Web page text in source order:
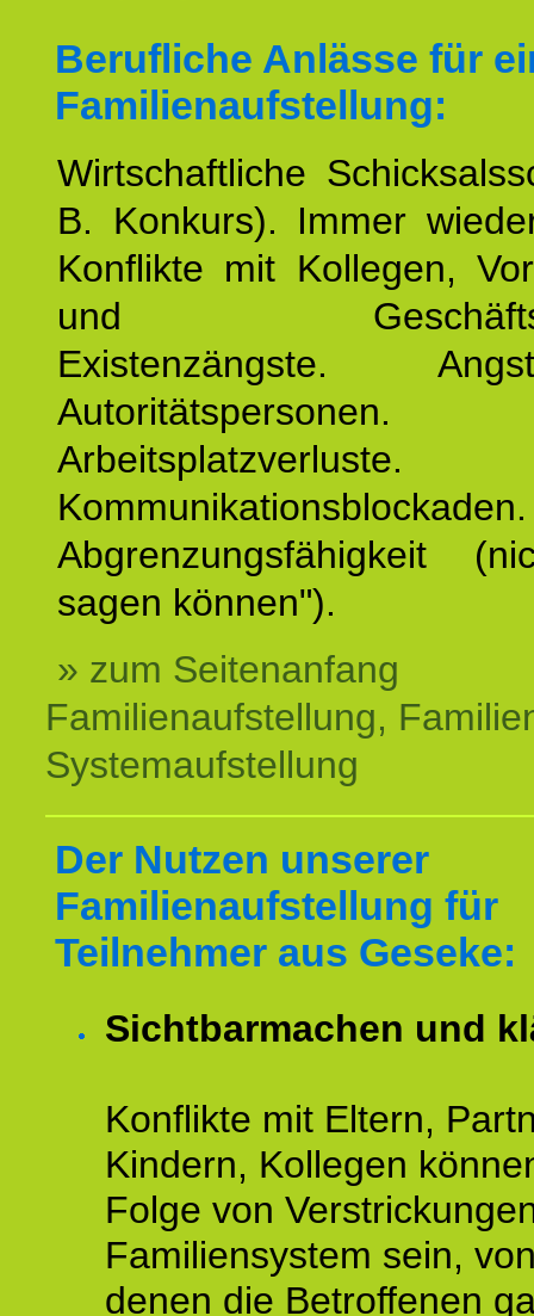
Berufliche Anlässe für
Familienaufstellung:
Wirtschaftliche
B. Konkurs). Immer
Konflikte mit Kollegen,
und
Existenzängste.
Autoritätspersonen.
Arbeitsplatzverluste.
Abgrenzungsfähigkeit
sagen können").
» zum Seitenanfang
Familienaufstellung,
Systemaufstellung
Der Nutzen unserer
Familienaufstellung für
Teilnehmer aus Geseke:
Sichtbarmachen und
Konflikte mit Eltern,
Kindern, Kollegen
Folge von
Familiensystem sein,
denen die Betroffenen